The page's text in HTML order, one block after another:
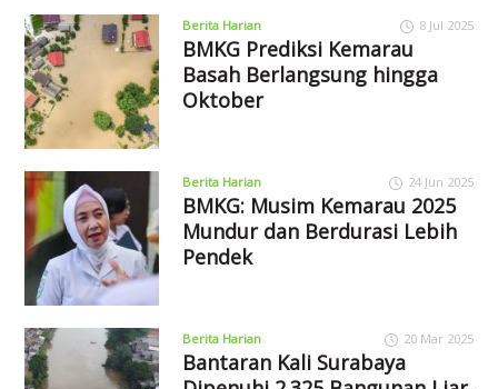
Berita Harian 8 Jul 2025
BMKG Prediksi Kemarau
Basah Berlangsung hingga
Oktober
Berita Harian 24 Jun 2025
BMKG: Musim Kemarau 2025
Mundur dan Berdurasi Lebih
Pendek
Berita Harian 20 Mar 2025
Bantaran Kali Surabaya